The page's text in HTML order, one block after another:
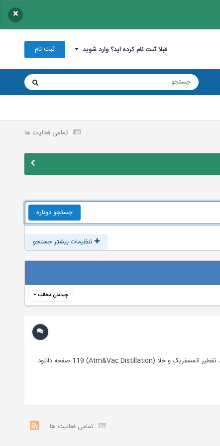
×
قبلا ثبت نام کرده اید؟ وارد شوید ثبت نام
تمامی فعالیت ها
جستجو دوباره
تنظیمات بیشتر جستجو
چیدمان مطالب
سلام دوستان عزیز مجموعه ای را که در زیر مشاهده مینمایید شرح فرایند کلیه واحدهای پالایشگاهی است که به صورت فایلPDF و فارسی میباشد. واحد تقطیر اتمسفریک و خلا (Atm&Vac Distillation) 119 صفحه دانلود
تمامی فعالیت ها